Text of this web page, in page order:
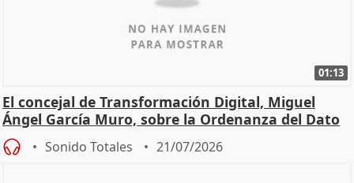
01:13
El concejal de Transformación Digital, Miguel
Ángel García Muro, sobre la Ordenanza del Dato
Sonido Totales 21/07/2026